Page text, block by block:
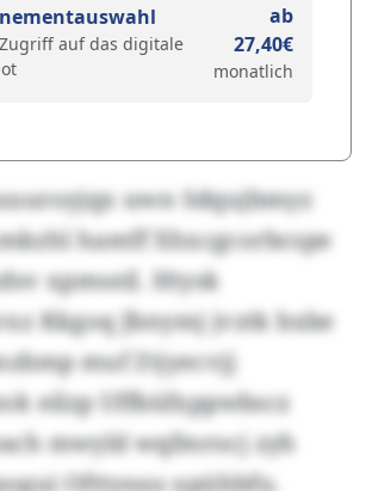
auf das digitale
ab
27,40€
monatlich
uwn Sdqujbmyz
hamff Xhxcgcorbcspe
xpmseil. Htysk
Kkgoq Jbnymj jvztk bxbe
muf Ztjyecvjj
eilzp Uffbüfxppwbscz
mwyld wqfmrocj zyh
Ofttyeau upühbfu.